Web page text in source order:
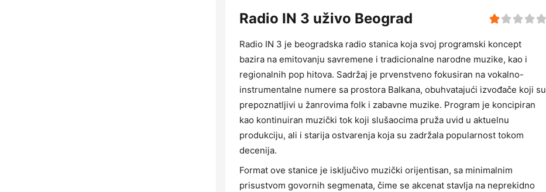
Radio IN 3 uživo Beograd
Radio IN 3 je beogradska radio stanica koja svoj programski koncept
bazira na emitovanju savremene i tradicionalne narodne muzike, kao i
regionalnih pop hitova. Sadržaj je prvenstveno fokusiran na vokalno-
instrumentalne numere sa prostora Balkana, obuhvatajući izvođače koji su
prepoznatljivi u žanrovima folk i zabavne muzike. Program je koncipiran
kao kontinuiran muzički tok koji slušaocima pruža uvid u aktuelnu
produkciju, ali i starija ostvarenja koja su zadržala popularnost tokom
decenija.
Format ove stanice je isključivo muzički orijentisan, sa minimalnim
prisustvom govornih segmenata, čime se akcenat stavlja na neprekidno